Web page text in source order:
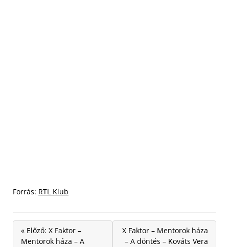
Forrás: RTL Klub
« Előző: X Faktor –
Mentorok háza – A
X Faktor – Mentorok háza
– A döntés – Kováts Vera